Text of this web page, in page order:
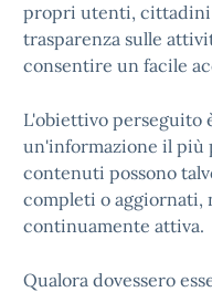
propri utenti, cittadini
trasparenza sulle
consentire un facile
L'obiettivo perseguito
un'informazione il più
contenuti possono
completi o aggiornati,
continuamente attiva.
Qualora dovessero